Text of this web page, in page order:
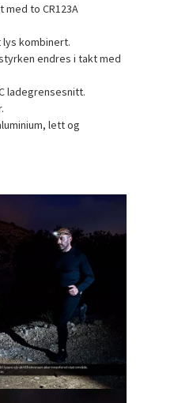
to CR123A
kombinert.
endres i takt med
ladegrensesnitt.
lett og